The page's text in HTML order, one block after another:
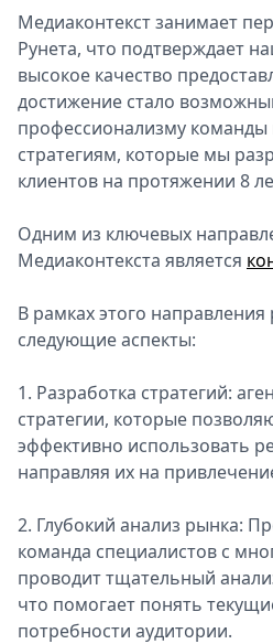
Стримы
Спецпроекты
Звезды
Выборы
2026
Скачай
Metro
Медиаконтекст занимает
Рунета, что подтверждает
высокое качество
достижение стало
профессионализму
стратегиям, которые мы
клиентов на протяжении 8
Одним из ключевых
Медиаконтекста является
В рамках этого направления
следующие аспекты:
1. Разработка стратегий:
стратегии, которые
эффективно использовать
направляя их на
2. Глубокий анализ рынка:
команда специалистов с
проводит тщательный
что помогает понять
потребности аудитории.